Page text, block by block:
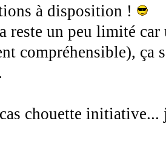
à disposition !
reste un peu limité
compréhensible), ça
chouette